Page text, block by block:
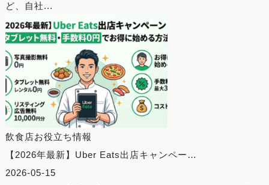
ど、自社...
飲食店お役立ち情報
【2026年最新】Uber Eats出店キャンペー…
2026-05-15